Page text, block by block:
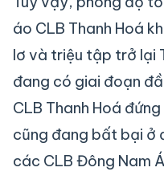
áo CLB Thanh Hoá
lơ và triệu tập trở lại
đang có giai đoạn
CLB Thanh Hoá
cũng đang bất bại ở
các CLB Đông Nam